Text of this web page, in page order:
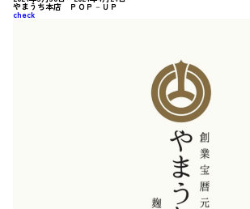
やまうち本店 ＰＯＰ－ＵＰ
check